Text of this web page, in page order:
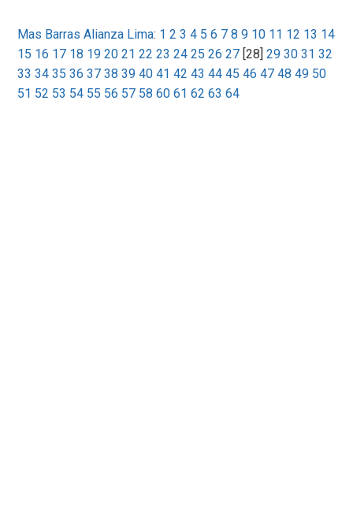
Mas Barras Alianza Lima: 1 2 3 4 5 6 7 8 9 10 11 12 13 14
15 16 17 18 19 20 21 22 23 24 25 26 27 [28]29 30 31 32
33 34 35 36 37 38 39 40 41 42 43 44 45 46 47 48 49 50
51 52 53 54 55 56 57 58 60 61 62 63 64